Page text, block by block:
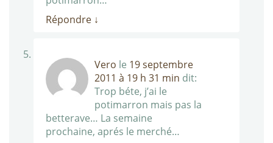
Répondre ↓
Vero le 19 septembre
2011 à 19 h 31 min dit:
Trop béte, j’ai le
potimarron mais pas la
betterave… La semaine
prochaine, aprés le merché…